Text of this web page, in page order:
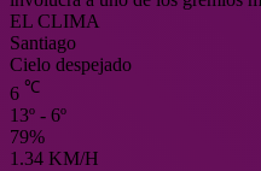
EL CLIMA
Santiago
Cielo despejado
6 ℃
13º - 6º
79%
1.34 KM/H